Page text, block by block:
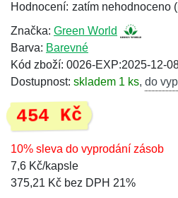
Hodnocení: zatím nehodnoceno (
Značka: Green World
Barva: Barevné
Kód zboží: 0026-EXP:2025-12-
Dostupnost: skladem 1 ks, do
454 Kč
10% sleva do vyprodání zásob
7,6 Kč/kapsle
375,21 Kč bez DPH 21%